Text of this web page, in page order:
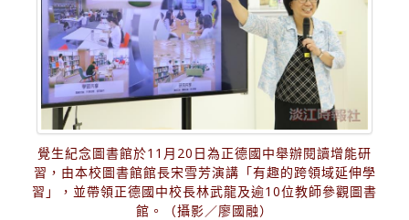
覺生紀念圖書館於11月20日為正德國中舉辦閱讀增能研
習，由本校圖書館館長宋雪芳演講「有趣的跨領域延伸學
習」，並帶領正德國中校長林武龍及逾10位教師參觀圖書
館。（攝影／廖國融）